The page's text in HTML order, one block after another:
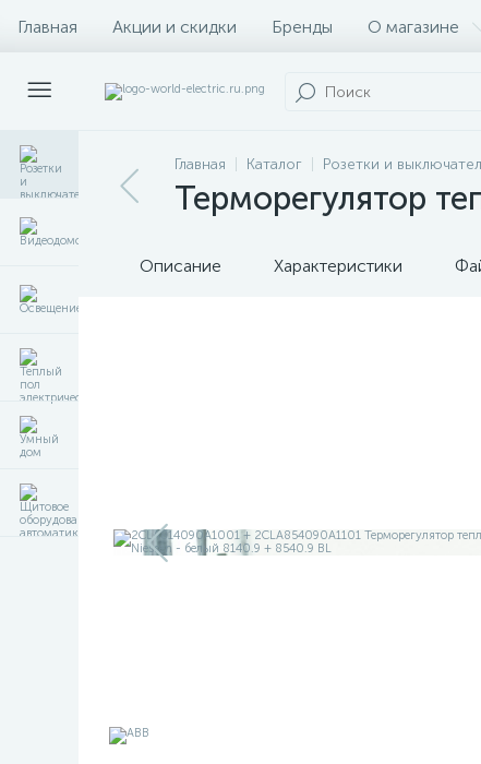
Главная Акции и скидки Бренды О магазине
Главная Каталог Розетки и
Терморегулятор
Описание Характеристики